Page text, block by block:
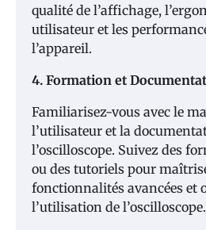
qualité de l’affichage,
utilisateur et les
l’appareil.
4. Formation et
Familiarisez-vous avec le
l’utilisateur et la
l’oscilloscope. Suivez des
ou des tutoriels pour
fonctionnalités avancées et
l’utilisation de l’oscilloscope.